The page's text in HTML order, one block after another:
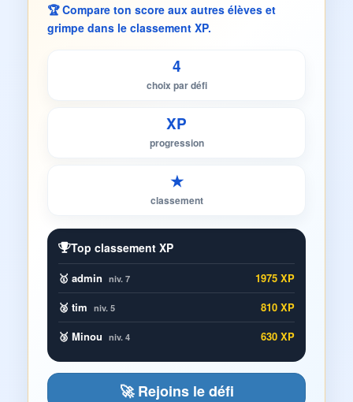
🏆 Compare ton score aux autres élèves et
grimpe dans le classement XP.
4
choix par défi
XP
progression
★
classement
Top classement XP
🥇 admin niv. 7
1975 XP
🥈 tim niv. 5
810 XP
🥉 Minou niv. 4 630 XP
🚀 Rejoins le défi